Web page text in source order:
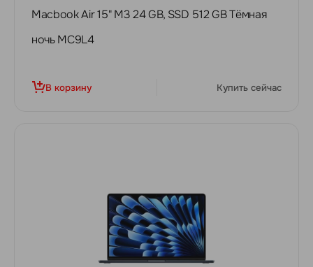
Macbook Air 15" M3 24 GB, SSD 512 GB Тёмная
ночь MC9L4
В корзину Купить сейчас